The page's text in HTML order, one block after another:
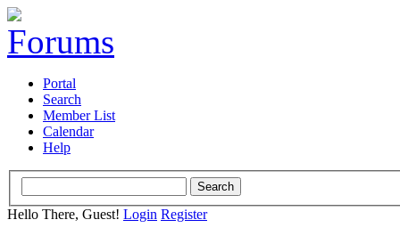
Portal
Search
Member List
Calendar
Help
Hello There, Guest! Login Register